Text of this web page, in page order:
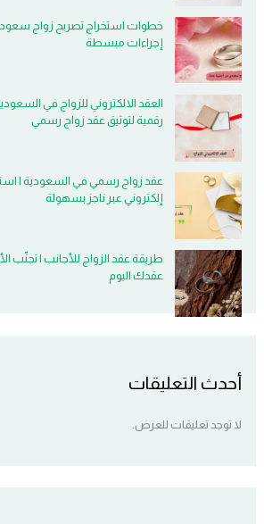
خطوات استخراج تصريح زواج
إجراءات مبسطة
العقد الالكتروني للزواج في
رقمية لتوثيق عقد زواج رسمي
عقد زواج رسمي في السعودية |
إلكتروني عبر ناجز بسهولة
طريقة عقد الزواج للأجانب | تجنّب
عقدك اليوم
أحدث التعليقات
لا توجد تعليقات للعرض.